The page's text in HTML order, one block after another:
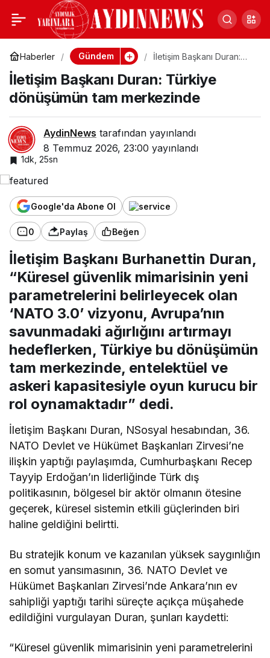
Haberler Gündem
İletişim Başkanı Duran:
merkezinde
İletişim Başkanı Duran: Türkiye
dönüşümün tam merkezinde
AydinNews tarafından yayınlandı
8 Temmuz 2026, 23:00 yayınlandı
1dk, 25sn
Google'da Abone Ol
0 Paylaş Beğen
İletişim Başkanı Burhanettin Duran,
“Küresel güvenlik mimarisinin yeni
parametrelerini belirleyecek olan
‘NATO 3.0’ vizyonu, Avrupa’nın
savunmadaki ağırlığını artırmayı
hedeflerken, Türkiye bu dönüşümün
tam merkezinde, entelektüel ve
askeri kapasitesiyle oyun kurucu bir
rol oynamaktadır” dedi.
İletişim Başkanı Duran, NSosyal hesabından, 36.
NATO Devlet ve Hükümet Başkanları Zirvesi’ne
ilişkin yaptığı paylaşımda, Cumhurbaşkanı Recep
Tayyip Erdoğan’ın liderliğinde Türk dış
politikasının, bölgesel bir aktör olmanın ötesine
geçerek, küresel sistemin etkili güçlerinden biri
haline geldiğini belirtti.
Bu stratejik konum ve kazanılan yüksek saygınlığın
en somut yansımasının, 36. NATO Devlet ve
Hükümet Başkanları Zirvesi’nde Ankara’nın ev
sahipliği yaptığı tarihi süreçte açıkça müşahede
edildiğini vurgulayan Duran, şunları kaydetti:
“Küresel güvenlik mimarisinin yeni parametrelerini
İletişim Başkanı Duran:
Türkiye dönüşümün tam
merkezinde
0